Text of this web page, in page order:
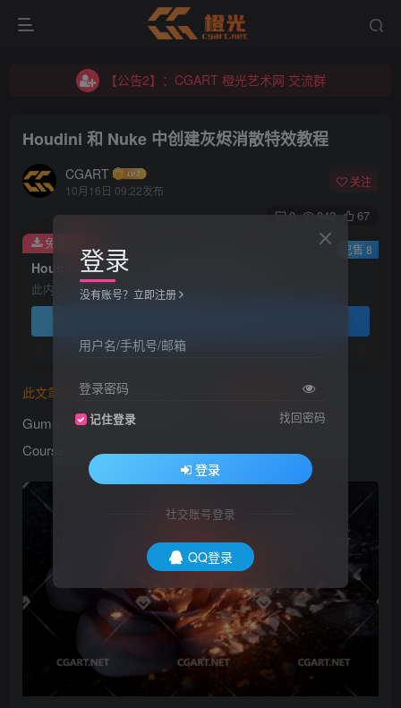
【公告2】：CGART 橙光艺术网 交流群
【公告2】：CGART 橙光艺术网 交流群
Houdini 和 Nuke 中创建灰烬消散特效教程
CGART
10月16日 09:22发布
关注
0 842 67
Houdini 和 Nuke 中创建灰烬消散特效教程
此内容为免费资源，请登录后查看
免费资源 已售 8
此文章由 橙光艺术网(www.cgart.net)
Gumroad – Ash Disintegration – Houdini & Nuke VFX
Course
登录
没有账号？立即注册
用户名/手机号/邮箱
登录密码
记住登录 找回密码
登录
社交账号登录
QQ登录